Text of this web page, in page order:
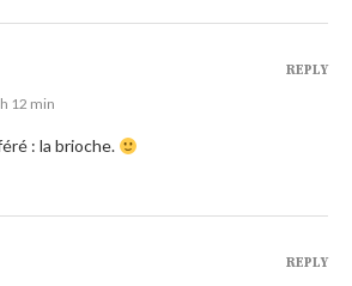
12 min
: la brioche.
REPLY
REPLY